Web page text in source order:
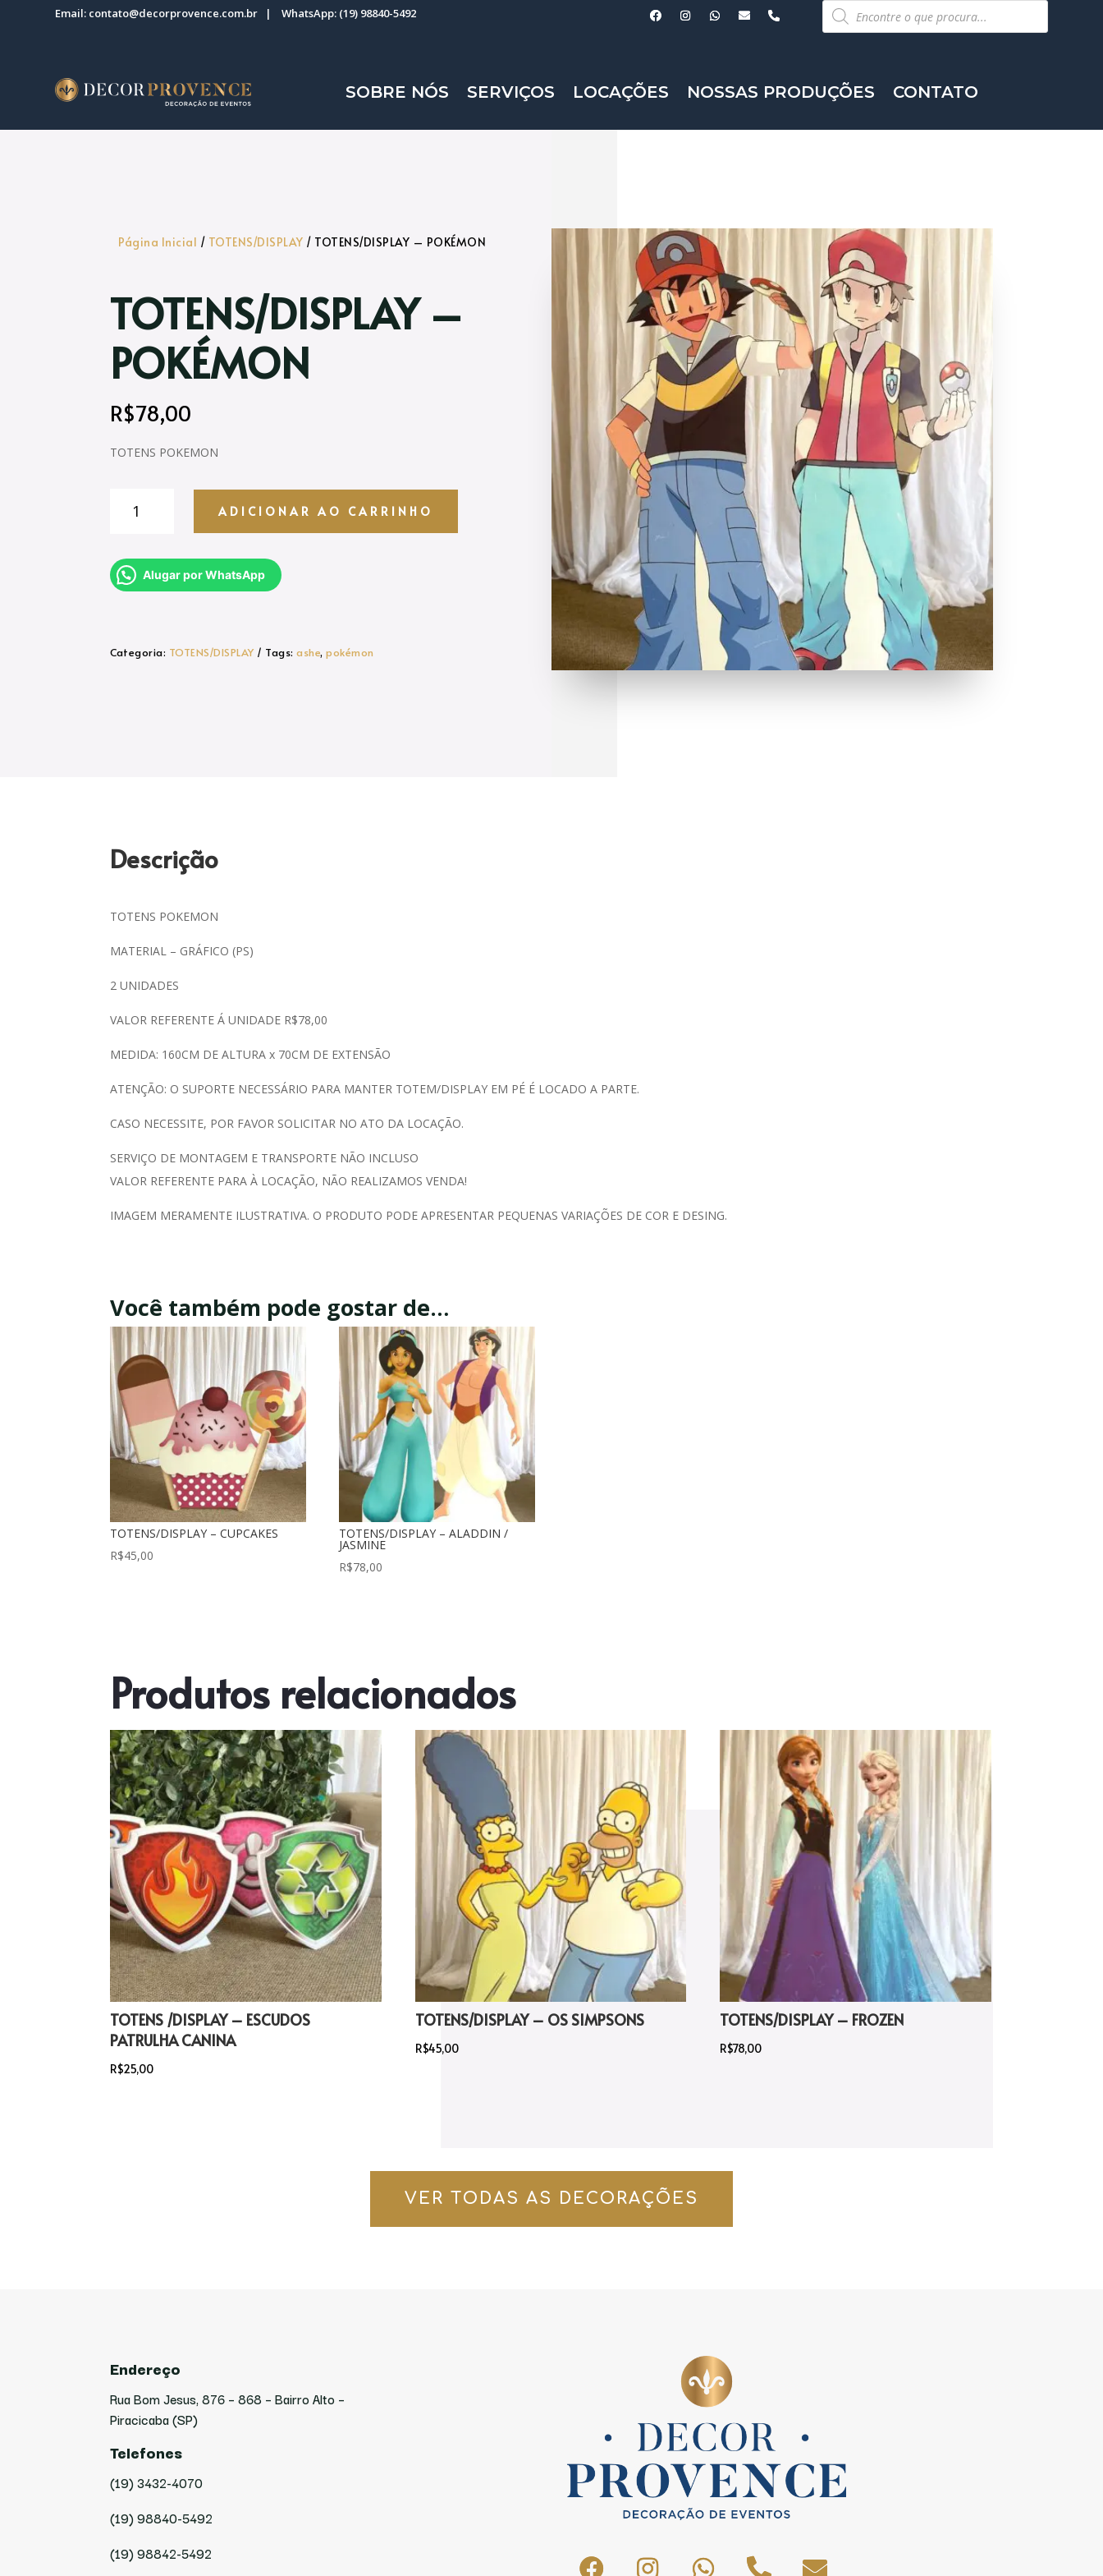
Email: contato@decorprovence.com.br | WhatsApp: (19) 98840-5492
Pesquisar
produtos
SOBRE NÓS SERVIÇOS LOCAÇÕES NOSSAS PRODUÇÕES CONTATO
Página Inicial / TOTENS/DISPLAY / TOTENS/DISPLAY – POKÉMON
TOTENS/DISPLAY –
POKÉMON
R$78,00
TOTENS POKEMON
ADICIONAR AO CARRINHO
Alugar por WhatsApp
Categoria: TOTENS/DISPLAY Tags:ashe,pokémon
Descrição
TOTENS POKEMON
MATERIAL – GRÁFICO (PS)
2 UNIDADES
VALOR REFERENTE Á UNIDADE R$78,00
MEDIDA: 160CM DE ALTURA x 70CM DE EXTENSÃO
ATENÇÃO: O SUPORTE NECESSÁRIO PARA MANTER TOTEM/DISPLAY EM PÉ É LOCADO A PARTE.
CASO NECESSITE, POR FAVOR SOLICITAR NO ATO DA LOCAÇÃO.
SERVIÇO DE MONTAGEM E TRANSPORTE NÃO INCLUSO
VALOR REFERENTE PARA À LOCAÇÃO, NÃO REALIZAMOS VENDA!
IMAGEM MERAMENTE ILUSTRATIVA. O PRODUTO PODE APRESENTAR PEQUENAS VARIAÇÕES DE COR E DESING.
Você também pode gostar de…
TOTENS/DISPLAY – CUPCAKES
R$45,00
TOTENS/DISPLAY – ALADDIN /
JASMINE
R$78,00
Produtos relacionados
TOTENS /DISPLAY – ESCUDOS
PATRULHA CANINA
R$25,00
TOTENS/DISPLAY – OS SIMPSONS
R$45,00
TOTENS/DISPLAY – FROZEN
R$78,00
VER TODAS AS DECORAÇÕES
Endereço
Rua Bom Jesus, 876 – 868 – Bairro Alto –
Piracicaba (SP)
Telefones
(19) 3432-4070
(19) 98840-5492
(19) 98842-5492